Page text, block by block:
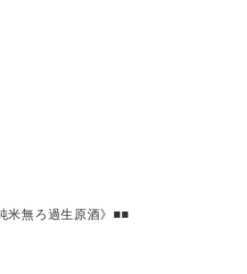
米無ろ過生原酒》■■